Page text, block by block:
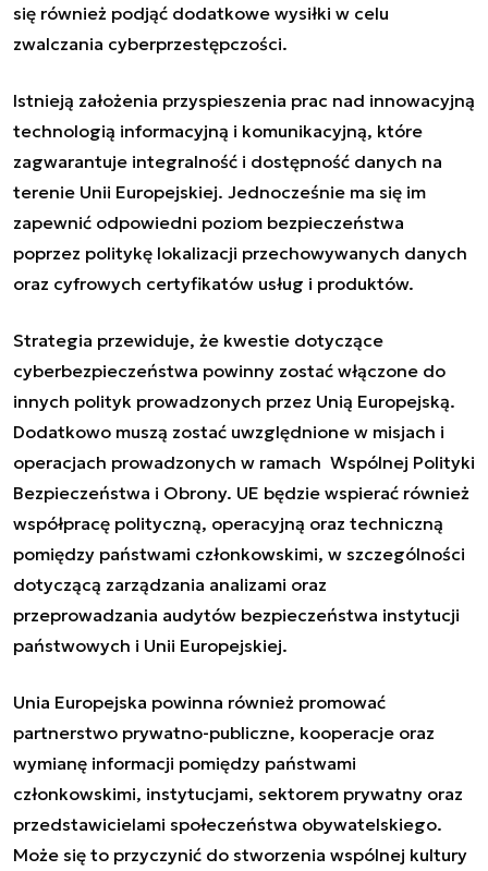
się również podjąć dodatkowe wysiłki w celu
zwalczania cyberprzestępczości.
Istnieją założenia przyspieszenia prac nad innowacyjną
technologią informacyjną i komunikacyjną, które
zagwarantuje integralność i dostępność danych na
terenie Unii Europejskiej. Jednocześnie ma się im
zapewnić odpowiedni poziom bezpieczeństwa
poprzez politykę lokalizacji przechowywanych danych
oraz cyfrowych certyfikatów usług i produktów.
Strategia przewiduje, że kwestie dotyczące
cyberbezpieczeństwa powinny zostać włączone do
innych polityk prowadzonych przez Unią Europejską.
Dodatkowo muszą zostać uwzględnione w misjach i
operacjach prowadzonych w ramach Wspólnej Polityki
Bezpieczeństwa i Obrony. UE będzie wspierać również
współpracę polityczną, operacyjną oraz techniczną
pomiędzy państwami członkowskimi, w szczególności
dotyczącą zarządzania analizami oraz
przeprowadzania audytów bezpieczeństwa instytucji
państwowych i Unii Europejskiej.
Unia Europejska powinna również promować
partnerstwo prywatno-publiczne, kooperacje oraz
wymianę informacji pomiędzy państwami
członkowskimi, instytucjami, sektorem prywatny oraz
przedstawicielami społeczeństwa obywatelskiego.
Może się to przyczynić do stworzenia wspólnej kultury